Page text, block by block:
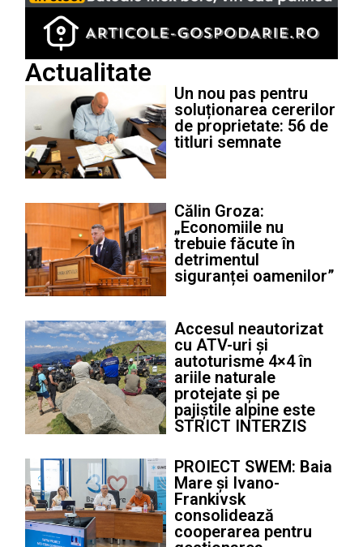
Actualitate
Un nou pas pentru
soluționarea cererilor
de proprietate: 56 de
titluri semnate
Călin Groza:
„Economiile nu
trebuie făcute în
detrimentul
siguranței oamenilor”
Accesul neautorizat
cu ATV-uri și
autoturisme 4×4 în
ariile naturale
protejate și pe
pajiștile alpine este
STRICT INTERZIS
PROIECT SWEM: Baia
Mare și Ivano-
Frankivsk
consolidează
cooperarea pentru